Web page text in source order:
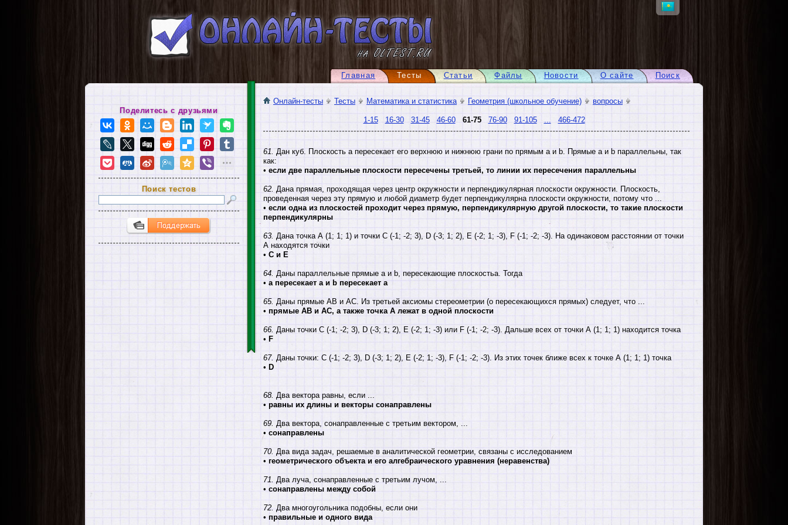
Поиск
О сайте
Новости
Файлы
Статьи
Тесты
Главная
Онлайн-тесты Тесты Математика и статистика Геометрия (школьное обучение) вопросы
1-15 16-30 31-45 46-60 61-75 76-90 91-105 466-472
61. Дан куб. Плоскость a пересекает его верхнюю и нижнюю грани по прямым а и b. Прямые а и b параллельны, так
как:
• если две параллельные плоскости пересечены третьей, то линии их пересечения параллельны
62. Дана прямая, проходящая через центр окружности и перпендикулярная плоскости окружности. Плоскость,
проведенная через эту прямую и любой диаметр будет перпендикулярна плоскости окружности, потому что ...
• если одна из плоскостей проходит через прямую, перпендикулярную другой плоскости, то такие плоскости
перпендикулярны
63. Дана точка А (1; 1; 1) и точки С (-1; -2; 3), D (-3; 1; 2), E (-2; 1; -3), F (-1; -2; -3). На одинаковом расстоянии от точки
А находятся точки
• С и Е
64. Даны параллельные прямые а и b, пересекающие плоскостьa. Тогда
• а пересекает a и b пересекает a
65. Даны прямые АВ и АС. Из третьей аксиомы стереометрии (о пересекающихся прямых) следует, что ...
• прямые АВ и АС, а также точка А лежат в одной плоскости
66. Даны точки С (-1; -2; 3), D (-3; 1; 2), E (-2; 1; -3) или F (-1; -2; -3). Дальше всех от точки А (1; 1; 1) находится точка
• F
67. Даны точки: С (-1; -2; 3), D (-3; 1; 2), Е (-2; 1; -3), F (-1; -2; -3). Из этих точек ближе всех к точке А (1; 1; 1) точка
• D
68. Два вектора равны, если ...
• равны их длины и векторы сонаправлены
69. Два вектора, сонаправленные с третьим вектором, ...
• сонаправлены
70. Два вида задач, решаемые в аналитической геометрии, связаны с исследованием
• геометрического объекта и его алгебраического уравнения (неравенства)
71.
Два луча, сонаправленные с третьим лучом, ...
• сонаправлены между собой
72. Два многоугольника подобны, если они
• правильные и одного вида
Поделитесь с друзьями
Поиск тестов